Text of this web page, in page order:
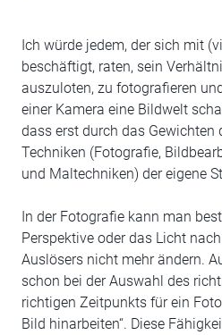
Ich würde jedem, der sich mit
beschäftigt, raten, sein
auszuloten, zu fotografieren
einer Kamera eine Bildwelt
dass erst durch das Gewichten
Techniken (Fotografie,
und Maltechniken) der eigene
In der Fotografie kann man
Perspektive oder das Licht
Auslösers nicht mehr ändern.
schon bei der Auswahl des
richtigen Zeitpunkts für ein
Bild hinarbeiten“. Diese